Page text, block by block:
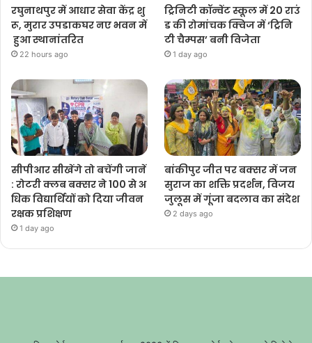
रघुनाथपुर में आधार सेवा केंद्र शु
रू, मुरार उपडाकघर नए भवन में
हुआ स्थानांतरित
22 hours ago
ट्रिनिटी कॉन्वेंट स्कूल में 20 राउं
ड की रोमांचक क्विज में ‘ट्रिनि
टी चैम्पस’ बनी विजेता
1 day ago
सीपीआर सीखेंगे तो बचेंगी जानें
: रोटरी क्लब बक्सर ने 100 से अ
धिक विद्यार्थियों को दिया जीवन
रक्षक प्रशिक्षण
1 day ago
बांकीपुर जीत पर बक्सर में जन
सुराज का शक्ति प्रदर्शन, विजय
जुलूस में गूंजा बदलाव का संदेश
2 days ago